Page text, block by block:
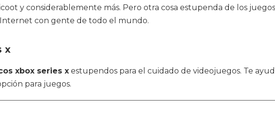
y considerablemente más. Pero otra cosa estupenda de los
con gente de todo el mundo.
x
xbox series x estupendos para el cuidado de videojuegos. Te
para juegos.